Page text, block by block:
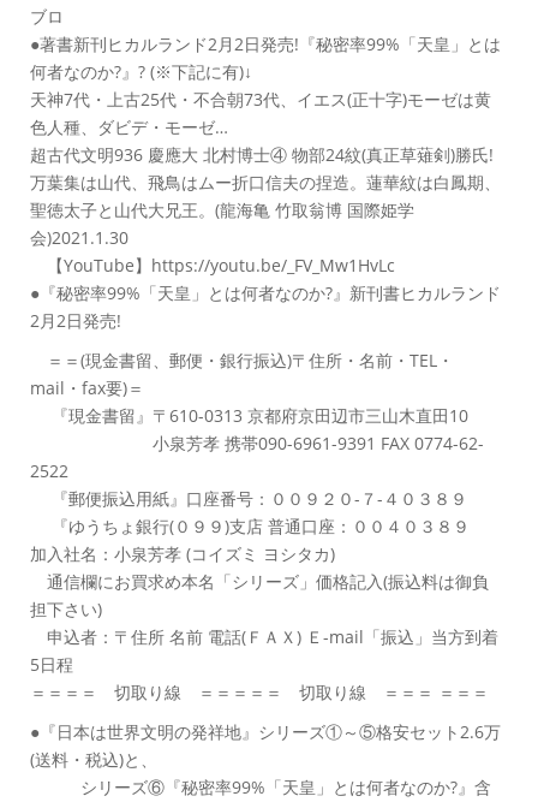
ブロ
●著書新刊ヒカルランド2月2日発売!『秘密率99%「天皇」とは
何者なのか?』? (※下記に有)↓
天神7代・上古25代・不合朝73代、イエス(正十字)モーゼは黄
色人種、ダビデ・モーゼ…
超古代文明936 慶應大 北村博士④ 物部24紋(真正草薙剣)勝氏!
万葉集は山代、飛鳥はムー折口信夫の捏造。蓮華紋は白鳳期、
聖徳太子と山代大兄王。(龍海亀 竹取翁博 国際姫学
会)2021.1.30
【YouTube】https://youtu.be/_FV_Mw1HvLc
●『秘密率99%「天皇」とは何者なのか?』新刊書ヒカルランド
2月2日発売!
＝＝(現金書留、郵便・銀行振込)〒住所・名前・TEL・
mail・fax要)＝
『現金書留』〒610-0313 京都府京田辺市三山木直田10
小泉芳孝 携帯090-6961-9391 FAX 0774-62-
2522
『郵便振込用紙』口座番号：００９２０-７-４０３８９
『ゆうちょ銀行(０９９)支店 普通口座：００４０３８９
加入社名：小泉芳孝 (コイズミ ヨシタカ)
通信欄にお買求め本名「シリーズ」価格記入(振込料は御負
担下さい)
申込者：〒住所 名前 電話(ＦＡＸ) Ｅ-mail「振込」当方到着
5日程
＝＝＝＝ 切取り線 ＝＝＝＝＝ 切取り線 ＝＝＝ ＝＝＝
●『日本は世界文明の発祥地』シリーズ①～⑤格安セット2.6万
(送料・税込)と、
シリーズ⑥『秘密率99%「天皇」とは何者なのか?』含